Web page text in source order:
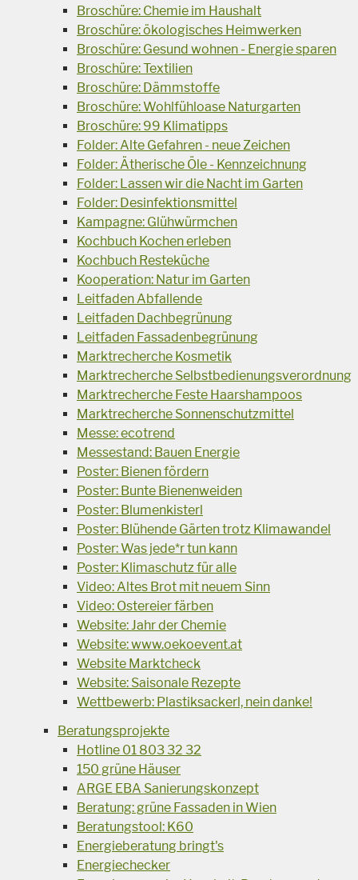
Broschüre: Chemie im Haushalt
Broschüre: ökologisches Heimwerken
Broschüre: Gesund wohnen - Energie sparen
Broschüre: Textilien
Broschüre: Dämmstoffe
Broschüre: Wohlfühloase Naturgarten
Broschüre: 99 Klimatipps
Folder: Alte Gefahren - neue Zeichen
Folder: Ätherische Öle - Kennzeichnung
Folder: Lassen wir die Nacht im Garten
Folder: Desinfektionsmittel
Kampagne: Glühwürmchen
Kochbuch Kochen erleben
Kochbuch Resteküche
Kooperation: Natur im Garten
Leitfaden Abfallende
Leitfaden Dachbegrünung
Leitfaden Fassadenbegrünung
Marktrecherche Kosmetik
Marktrecherche Selbstbedienungsverordnung
Marktrecherche Feste Haarshampoos
Marktrecherche Sonnenschutzmittel
Messe: ecotrend
Messestand: Bauen Energie
Poster: Bienen fördern
Poster: Bunte Bienenweiden
Poster: Blumenkisterl
Poster: Blühende Gärten trotz Klimawandel
Poster: Was jede*r tun kann
Poster: Klimaschutz für alle
Video: Altes Brot mit neuem Sinn
Video: Ostereier färben
Website: Jahr der Chemie
Website: www.oekoevent.at
Website Marktcheck
Website: Saisonale Rezepte
Wettbewerb: Plastiksackerl, nein danke!
Beratungsprojekte
Hotline 01 803 32 32
150 grüne Häuser
ARGE EBA Sanierungskonzept
Beratung: grüne Fassaden in Wien
Beratungstool: K60
Energieberatung bringt's
Energiechecker